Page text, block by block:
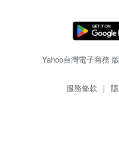
Yahoo台灣電子商務
服務條款 |